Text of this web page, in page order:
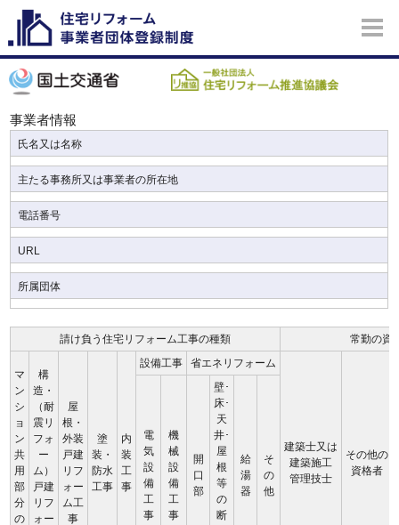
事業者情報
氏名又は名称
主たる事務所又は事業者の所在地
電話番号
URL
所属団体
請け負う住宅リフォーム工事の種類 常勤の資
マ
ン
シ
ョ
ン
共
用
部
分
の
構
造・
（耐
震リ
フォ
ー
ム）
戸建
リフ
ォー
屋
根・
外装
戸建
リフ
ォー
ム工
事
塗
装・
防水
工事
内
装
工
事
設備工事 省エネリフォーム
建築士又は
建築施工
管理技士
その他の
資格者
電
気
設
備
工
事
機
械
設
備
工
事
開
口
部
壁･
床･
天
井･
屋
根
等
の
断
給
湯
器
そ
の
他